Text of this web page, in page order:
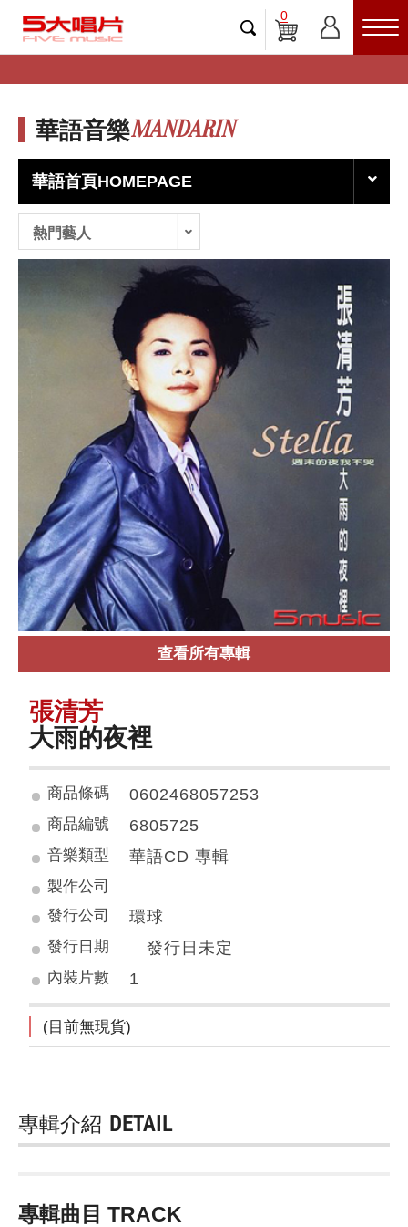
0
華語音樂MANDARIN
華語首頁HOMEPAGE
熱門藝人
查看所有專輯
張清芳
大雨的夜裡
商品條碼 0602468057253
商品編號 6805725
音樂類型 華語CD 專輯
製作公司
發行公司
環球
發行日期 發行日未定
內裝片數 1
(目前無現貨)
專輯介紹 DETAIL
專輯曲目 TRACK